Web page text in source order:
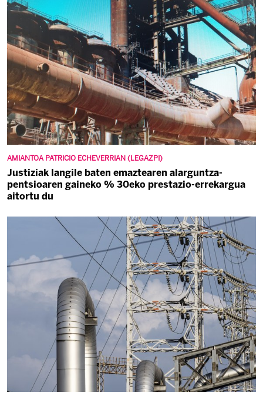
AMIANTOA PATRICIO ECHEVERRIAN (LEGAZPI)
Justiziak langile baten emaztearen alarguntza-
pentsioaren gaineko % 30eko prestazio-errekargua
aitortu du